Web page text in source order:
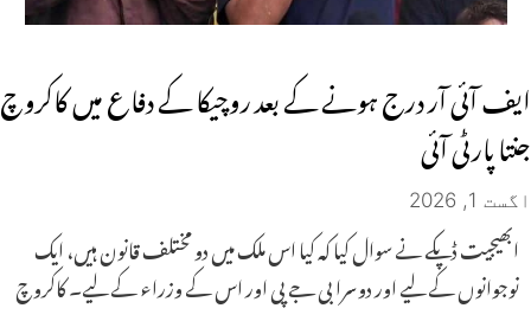
ایف آئی آر درج ہونے کے بعد روچیکا کے دفاع میں کاکروچ
جنتا پارٹی آئی
اگست 1, 2026
ابھیجیت ڈپکے نے سوال کیا کہ کیا اس ملک میں دو مختلف قانون ہیں، ایک
نوجوانوں کے لیے اور دوسرا بی جے پی اور اس کے وزراء کے لیے۔ کاکروچ